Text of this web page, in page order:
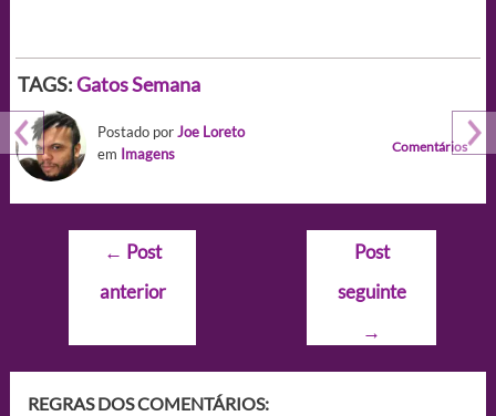
TAGS:GatosSemana
Postado porJoe Loreto
em Imagens Comentários
Navegação
Post
← Post
anterior
Post
seguinte
→
REGRAS DOS COMENTÁRIOS: